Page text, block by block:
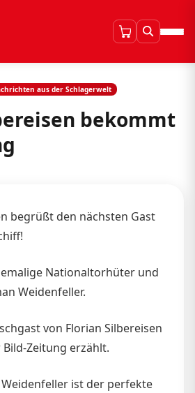
aus der Schlagerwelt
bekommt
begrüßt den nächsten Gast
Nationaltorhüter und
Weidenfeller.
von Florian Silbereisen
Zeitung erzählt.
ist der perfekte